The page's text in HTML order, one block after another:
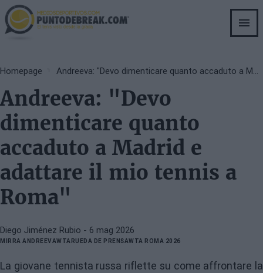
Skip
to
main
Breadcrumb
Homepage
Andreeva: "Devo
dimenticare quanto
accaduto a Madrid e
adattare il mio tennis a
Roma"
Diego Jiménez Rubio - 6 mag 2026
MIRRA ANDREEVAWTA RUEDA DE PRENSAWTA ROMA 2026
La giovane tennista russa riflette su come affrontare la